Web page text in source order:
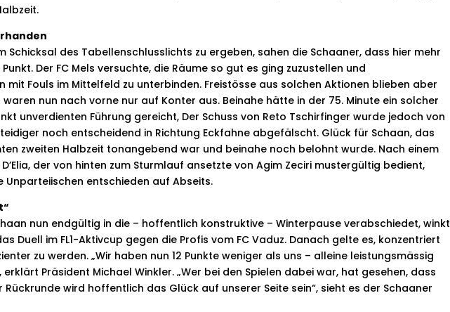
Schicksal des Tabellenschlusslichts zu ergeben, sahen die Schaaner, dass hier mehr
Der FC Mels versuchte, die Räume so gut es ging zuzustellen und
mit Fouls im Mittelfeld zu unterbinden. Freistösse aus solchen Aktionen blieben aber
nun nach vorne nur auf Konter aus. Beinahe hätte in der 75. Minute ein solcher
unverdienten Führung gereicht, Der Schuss von Reto Tschirfinger wurde jedoch von
noch entscheidend in Richtung Eckfahne abgefälscht. Glück für Schaan, das
zweiten Halbzeit tonangebend war und beinahe noch belohnt wurde. Nach einem
der von hinten zum Sturmlauf ansetzte von Agim Zeciri mustergültig bedient,
Unparteiischen entschieden auf Abseits.
nun endgültig in die – hoffentlich konstruktive – Winterpause verabschiedet, winkt
Duell im FL1-Aktivcup gegen die Profis vom FC Vaduz. Danach gelte es, konzentriert
zu werden. „Wir haben nun 12 Punkte weniger als uns – alleine leistungsmässig
Präsident Michael Winkler. „Wer bei den Spielen dabei war, hat gesehen, dass
Rückrunde wird hoffentlich das Glück auf unserer Seite sein“, sieht es der Schaaner